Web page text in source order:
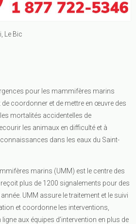
Le Bic
pour les mammifères marins
coordonner et de mettre en œuvre des
mortalités accidentelles de
les animaux en difficulté et à
dans les eaux du Saint-
marins (UMM) est le centre des
plus de 1200 signalements pour des
UMM assure le traitement et le suivi
et coordonne les interventions,
aux équipes d’intervention en plus de